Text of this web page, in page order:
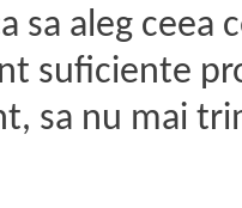
sa aleg ceea
suficiente
sa nu mai